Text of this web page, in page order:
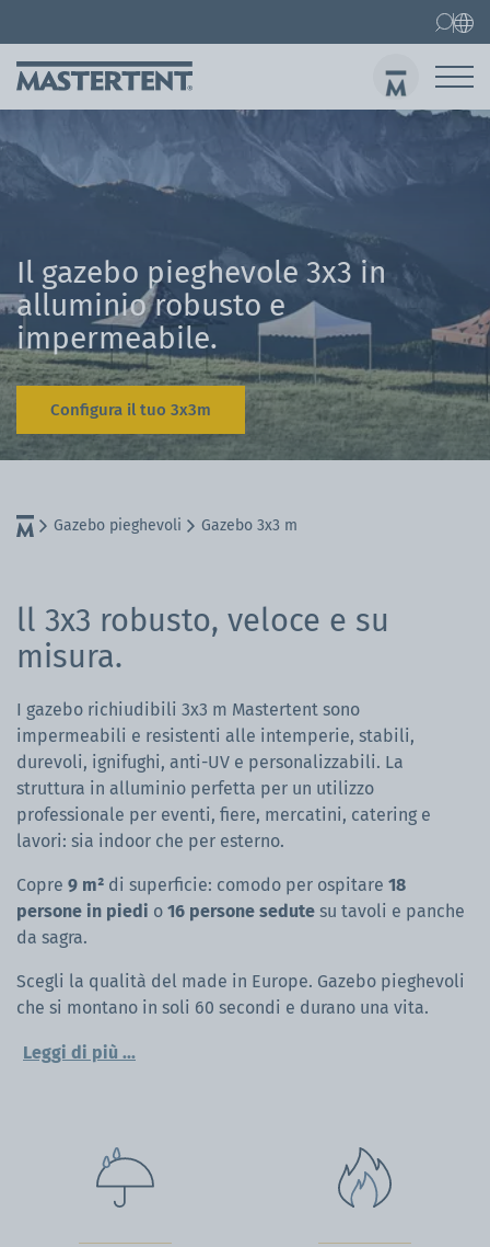
Il gazebo pieghevole 3x3 in
alluminio robusto e
impermeabile.
Configura il tuo 3x3m
Gazebo pieghevoli Gazebo 3x3 m
ll 3x3 robusto, veloce e su
misura.
I gazebo richiudibili 3x3 m Mastertent sono
impermeabili e resistenti alle intemperie, stabili,
durevoli, ignifughi, anti-UV e personalizzabili. La
struttura in alluminio perfetta per un utilizzo
professionale per eventi, fiere, mercatini, catering e
lavori: sia indoor che per esterno.
Copre 9 m² di superficie: comodo per ospitare 18
persone in piedi o 16 persone sedute su tavoli e panche
da sagra.
Scegli la qualità del made in Europe. Gazebo pieghevoli
che si montano in soli 60 secondi e durano una vita.
perché è il formato più scelto tra i gazebo professionali
Mastertent.
Leggi di più ...
Contatti FAQ
Gazebo pieghevoli
Gazebo 3x3 m